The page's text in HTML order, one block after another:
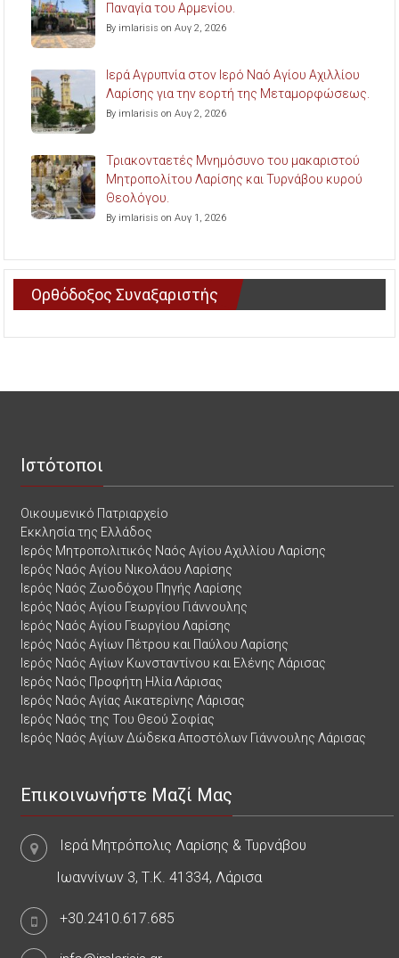
Παναγία του Αρμενίου.
By imlarisis on Αυγ 2, 2026
Ιερά Αγρυπνία στον Ιερό Ναό Αγίου Αχιλλίου
Λαρίσης για την εορτή της Μεταμορφώσεως.
By imlarisis on Αυγ 2, 2026
Τριακονταετές Μνημόσυνο του μακαριστού
Μητροπολίτου Λαρίσης και Τυρνάβου κυρού
Θεολόγου.
By imlarisis on Αυγ 1, 2026
Ορθόδοξος Συναξαριστής
Ιστότοποι
Οικουμενικό Πατριαρχείο
Εκκλησία της Ελλάδος
Ιερός Μητροπολιτικός Ναός Αγίου Αχιλλίου Λαρίσης
Ιερός Ναός Αγίου Νικολάου Λαρίσης
Ιερός Ναός Ζωοδόχου Πηγής Λαρίσης
Ιερός Ναός Αγίου Γεωργίου Γιάννουλης
Ιερός Ναός Αγίου Γεωργίου Λαρίσης
Ιερός Ναός Αγίων Πέτρου και Παύλου Λαρίσης
Ιερός Ναός Αγίων Κωνσταντίνου και Ελένης Λάρισας
Ιερός Ναός Προφήτη Ηλία Λάρισας
Ιερός Ναός Αγίας Αικατερίνης Λάρισας
Ιερός Ναός της Του Θεού Σοφίας
Ιερός Ναός Αγίων Δώδεκα Αποστόλων Γιάννουλης Λάρισας
Επικοινωνήστε Μαζί Μας
Ιερά Μητρόπολις Λαρίσης & Τυρνάβου
Ιωαννίνων 3, Τ.Κ. 41334, Λάρισα
+30.2410.617.685